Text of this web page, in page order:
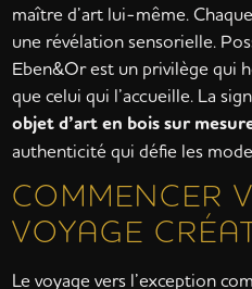
maître d’art lui-même.
une révélation sensorielle.
Eben&Or est un privilège qui
que celui qui l’accueille. La
objet d’art en bois sur
authenticité qui défie les
COMMENCER
VOYAGE
Le voyage vers l’exception